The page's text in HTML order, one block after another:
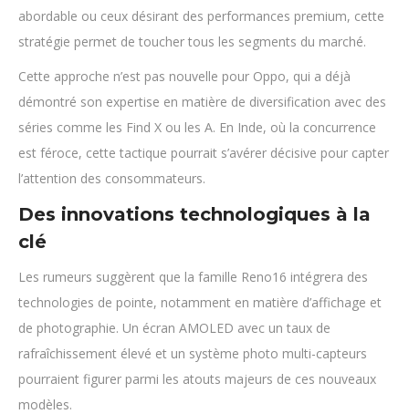
abordable ou ceux désirant des performances premium, cette
stratégie permet de toucher tous les segments du marché.
Cette approche n’est pas nouvelle pour Oppo, qui a déjà
démontré son expertise en matière de diversification avec des
séries comme les Find X ou les A. En Inde, où la concurrence
est féroce, cette tactique pourrait s’avérer décisive pour capter
l’attention des consommateurs.
Des innovations technologiques à la
clé
Les rumeurs suggèrent que la famille Reno16 intégrera des
technologies de pointe, notamment en matière d’affichage et
de photographie. Un écran AMOLED avec un taux de
rafraîchissement élevé et un système photo multi-capteurs
pourraient figurer parmi les atouts majeurs de ces nouveaux
modèles.